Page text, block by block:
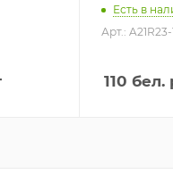
Есть в
Арт.:
110 бел.